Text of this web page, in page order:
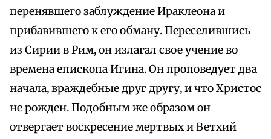
перенявшего заблуждение Ираклеона и
прибавившего к его обману. Переселившись
из Сирии в Рим, он излагал свое учение во
времена епископа Игина. Он проповедует два
начала, враждебные друг другу, и что Христос
не рожден. Подобным же образом он
отвергает воскресение мертвых и Ветхий